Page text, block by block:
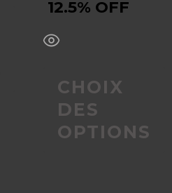
12.5% OFF
CHOIX
DES
OPTIONS
la
page
du
produit